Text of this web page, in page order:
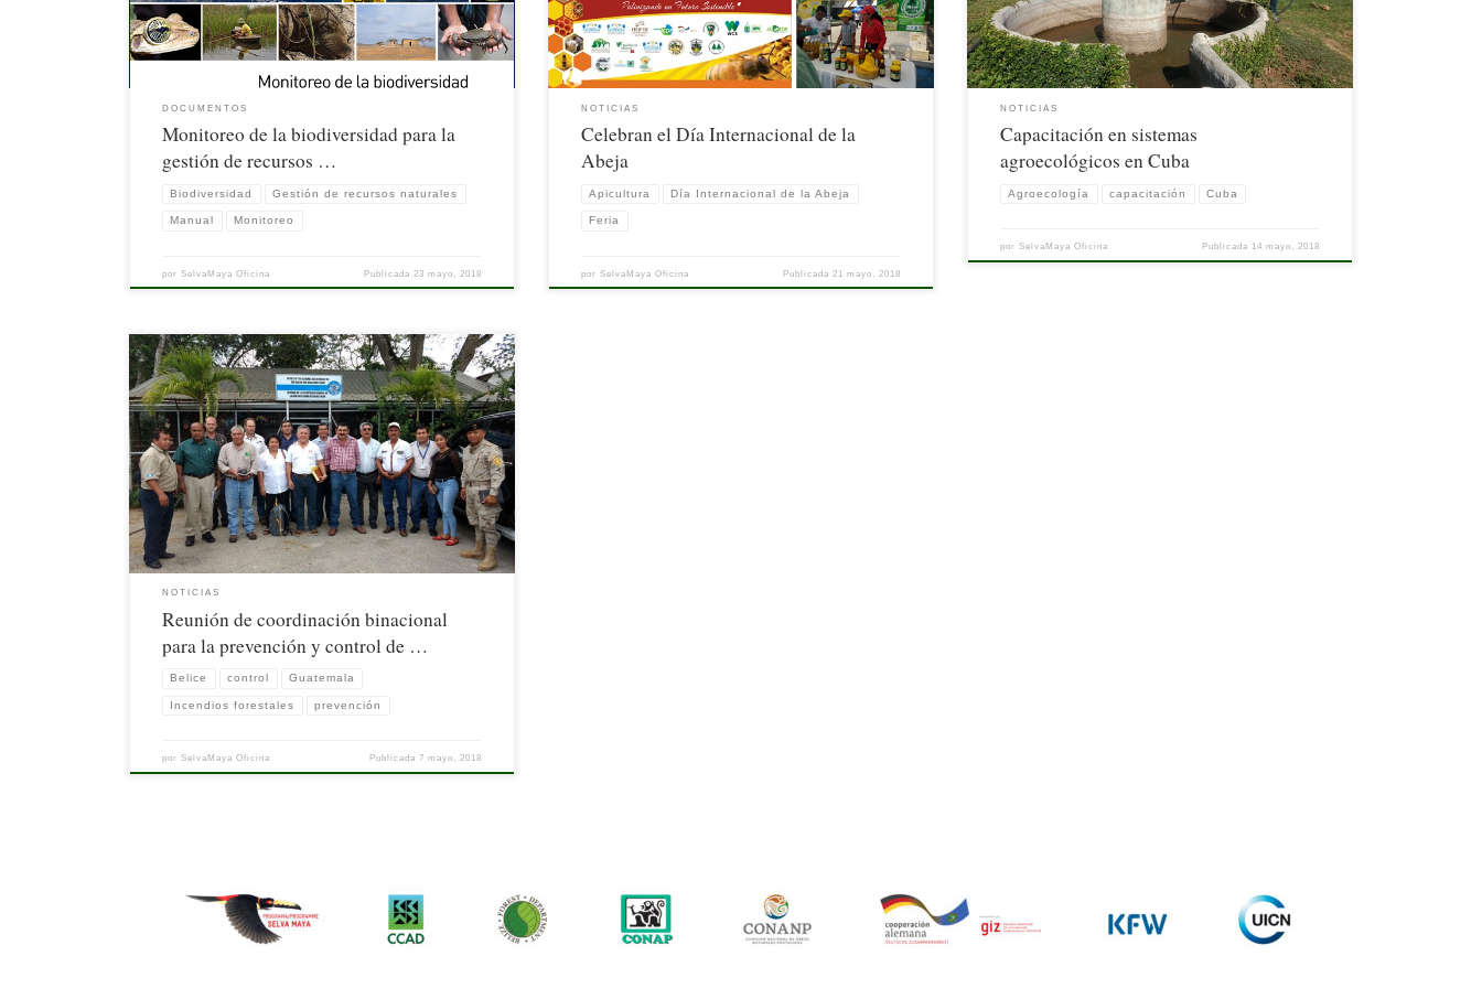
DOCUMENTOS
Monitoreo de la biodiversidad para la
gestión de recursos …
Biodiversidad Gestión de recursos naturales
Manual Monitoreo
porSelvaMaya Oficina Publicada 23 mayo, 2018
el tema apícola en […]
NOTICIAS
Celebran el Día Internacional de la
Abeja
Apicultura Día Internacional de la Abeja
Feria
porSelvaMaya Oficina Publicada 21 mayo, 2018
la Reserva […]
NOTICIAS
Capacitación en sistemas
agroecológicos en Cuba
Agroecología capacitación Cuba
porSelvaMaya Oficina Publicada 14 mayo, 2018
Con el propósito de coordinar acciones conjuntas para la prevención
y control de incendios forestales en la zona de adyacencia entre
Guatemala y Belice, se llevó a cabo una reunión el 3 de mayo de
2018 en las instalaciones de la Organización de Estados Americanos
(OEA).
NOTICIAS
Reunión de coordinación binacional
para la prevención y control de …
Belice control Guatemala
Incendios forestales prevención
porSelvaMaya Oficina Publicada 7 mayo, 2018